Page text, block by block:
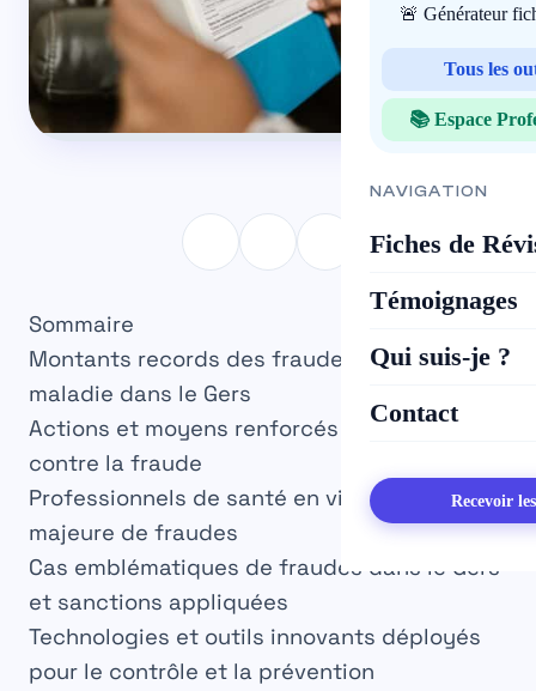
🚨 Générateur
Tous les
📚 Espace
NAVIGATION
Fiches de
Témoignages
Qui suis-je ?
Contact
Recevoir
Sommaire
Montants records des fraudes à l’assurance
maladie dans le Gers
Actions et moyens renforcés pour lutter
contre la fraude
Professionnels de santé en ville, une source
majeure de fraudes
Cas emblématiques de fraudes dans le Gers
et sanctions appliquées
Technologies et outils innovants déployés
pour le contrôle et la prévention